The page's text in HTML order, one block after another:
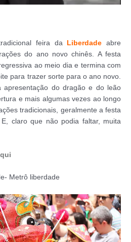
feira da Liberdade abre
do ano novo chinês. A festa
ao meio dia e termina com
para trazer sorte para o ano novo.
do dragão e do leão
e mais algumas vezes ao longo
tradicionais, geralmente a festa
claro que não podia faltar, muita
Metrô liberdade